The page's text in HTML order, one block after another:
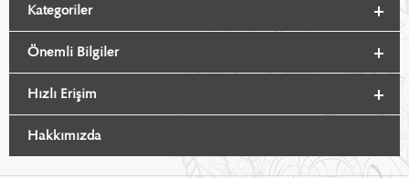
Kategoriler
Önemli Bilgiler
Hızlı Erişim
Hakkımızda